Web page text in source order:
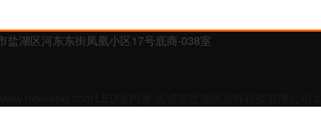
盐湖区河东东街凤凰小区17号底商-038室